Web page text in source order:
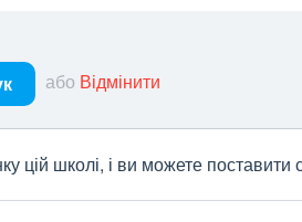
або Відмінити
цій школі, і ви можете